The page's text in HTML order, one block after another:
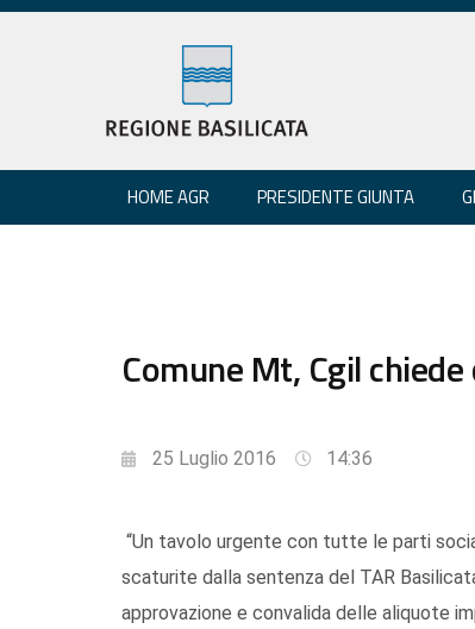
HOME AGR PRESIDENTE GIUNTA
Comune Mt, Cgil
25 Luglio 2016 14:36
“Un tavolo urgente con tutte le parti
scaturite dalla sentenza del TAR
approvazione e convalida delle aliquote